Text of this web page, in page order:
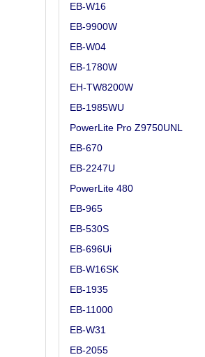
EB-W16
EB-9900W
EB-W04
EB-1780W
EH-TW8200W
EB-1985WU
PowerLite Pro Z9750UNL
EB-670
EB-2247U
PowerLite 480
EB-965
EB-530S
EB-696Ui
EB-W16SK
EB-1935
EB-11000
EB-W31
EB-2055